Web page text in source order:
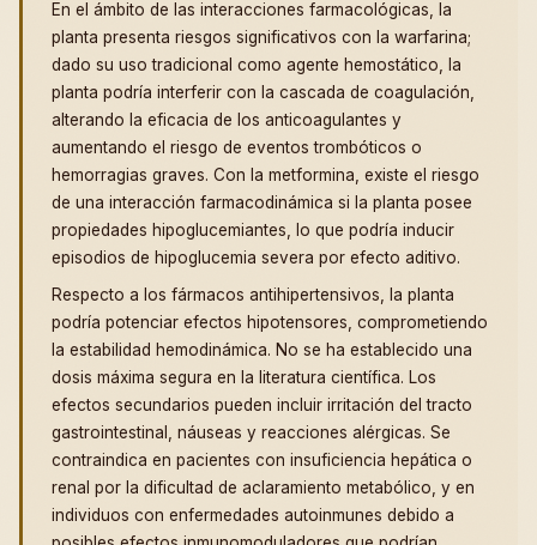
En el ámbito de las interacciones farmacológicas, la
planta presenta riesgos significativos con la warfarina;
dado su uso tradicional como agente hemostático, la
planta podría interferir con la cascada de coagulación,
alterando la eficacia de los anticoagulantes y
aumentando el riesgo de eventos trombóticos o
hemorragias graves. Con la metformina, existe el riesgo
de una interacción farmacodinámica si la planta posee
propiedades hipoglucemiantes, lo que podría inducir
episodios de hipoglucemia severa por efecto aditivo.
Respecto a los fármacos antihipertensivos, la planta
podría potenciar efectos hipotensores, comprometiendo
la estabilidad hemodinámica. No se ha establecido una
dosis máxima segura en la literatura científica. Los
efectos secundarios pueden incluir irritación del tracto
gastrointestinal, náuseas y reacciones alérgicas. Se
contraindica en pacientes con insuficiencia hepática o
renal por la dificultad de aclaramiento metabólico, y en
individuos con enfermedades autoinmunes debido a